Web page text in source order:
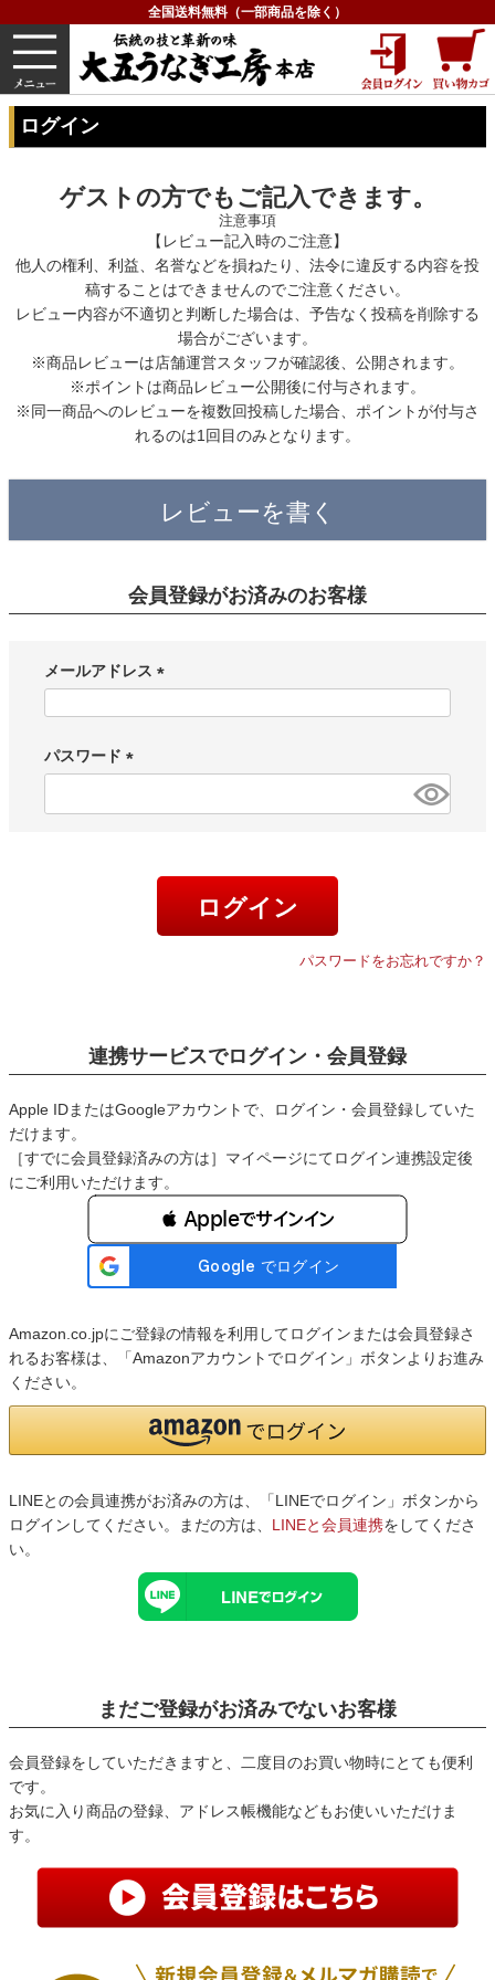
全国送料無料（一部商品を除く）
うなぎ 内祝い
グルメ
HOME
ログイン
ログイン
ゲストの方でもご記入できます。
注意事項
【レビュー記入時のご注意】
他人の権利、利益、名誉などを損ねたり、法令に違反する内容を投
稿することはできませんのでご注意ください。
レビュー内容が不適切と判断した場合は、予告なく投稿を削除する
場合がございます。
※商品レビューは店舗運営スタッフが確認後、公開されます。
※ポイントは商品レビュー公開後に付与されます。
※同一商品へのレビューを複数回投稿した場合、ポイントが付与さ
れるのは1回目のみとなります。
レビューを書く
会員登録がお済みのお客様
メールアドレス
)
パスワード
必
ログイン
パスワードをお忘れですか？
連携サービスでログイン・会員登録
Apple IDまたはGoogleアカウントで、ログイン・会員登録していた
だけます。
［すでに会員登録済みの方は］マイページにてログイン連携設定後
にご利用いただけます。
 Appleでサインイン
Amazon.co.jpにご登録の情報を利用してログインまたは会員登録さ
れるお客様は、「Amazonアカウントでログイン」ボタンよりお進み
ください。
LINEとの会員連携がお済みの方は、「LINEでログイン」ボタンから
ログインしてください。まだの方は、 LINEと会員連携をしてくださ
い。
まだご登録がお済みでないお客様
会員登録をしていただきますと、二度目のお買い物時にとても便利
です。
お気に入り商品の登録、アドレス帳機能などもお使いいただけま
す。